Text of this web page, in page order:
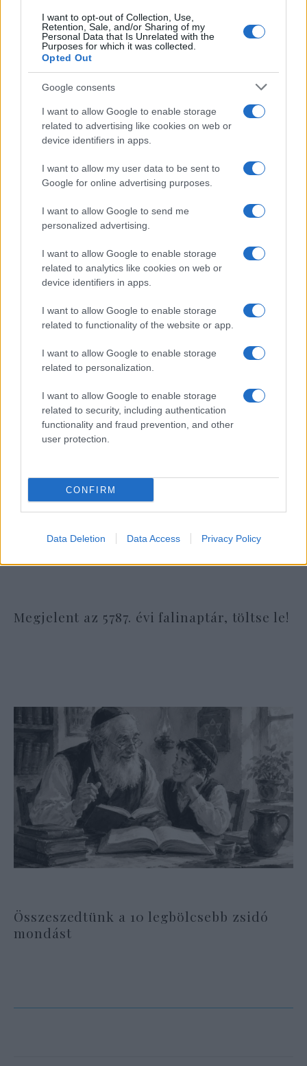
I want to opt-out of Collection, Use,
Retention, Sale, and/or Sharing of my
Personal Data that Is Unrelated with the
Purposes for which it was collected.
Opted Out
Google consents
I want to allow Google to enable storage
related to advertising like cookies on web or
device identifiers in apps.
I want to allow my user data to be sent to
Google for online advertising purposes.
I want to allow Google to send me
personalized advertising.
I want to allow Google to enable storage
related to analytics like cookies on web or
device identifiers in apps.
I want to allow Google to enable storage
related to functionality of the website or app.
I want to allow Google to enable storage
related to personalization.
I want to allow Google to enable storage
related to security, including authentication
functionality and fraud prevention, and other
user protection.
CONFIRM
Data Deletion Data Access Privacy Policy
Lesújtva fogadtuk a hírt: meghalt a Rebbe
bizalmasa
Megjelent az 5787. évi falinaptár, töltse le!
Összeszedtünk a 10 legbölcsebb zsidó
mondást